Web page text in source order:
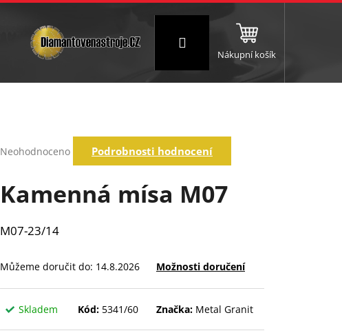
Brusné a leštící válce
Přihlášení
Nákupní košík
hodnocení
0,0
hvězdiček.
Neohodnoceno Podrobnosti hodnocení
Kamenná mísa M07
M07-23/14
Můžeme doručit do: 14.8.2026 Možnosti doručení
Skladem Kód: 5341/60 Značka: Metal Granit